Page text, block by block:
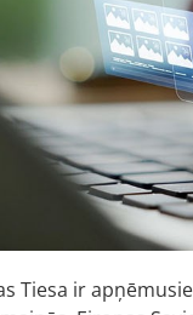
Tiesa ir